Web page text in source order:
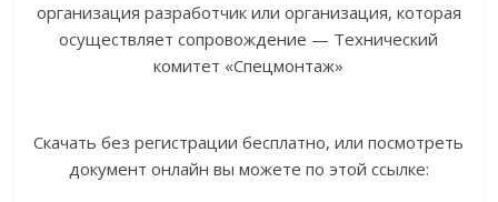
организация разработчик или организация, которая
осуществляет сопровождение — Технический
комитет «Спецмонтаж»
Скачать без регистрации бесплатно, или посмотреть
документ онлайн вы можете по этой ссылке: